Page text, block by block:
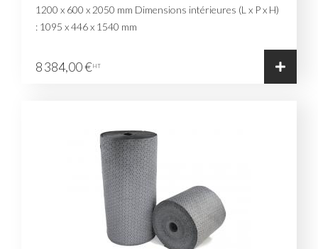
1200 x 600 x 2050 mm Dimensions intérieures (L x P x H)
: 1095 x 446 x 1540 mm
8 384,00 €HT